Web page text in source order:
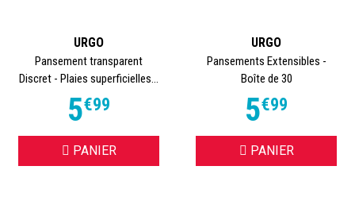
URGO
Pansement transparent
Discret - Plaies superficielles...
5€99
PANIER
URGO
Pansements Extensibles -
Boîte de 30
5€99
PANIER